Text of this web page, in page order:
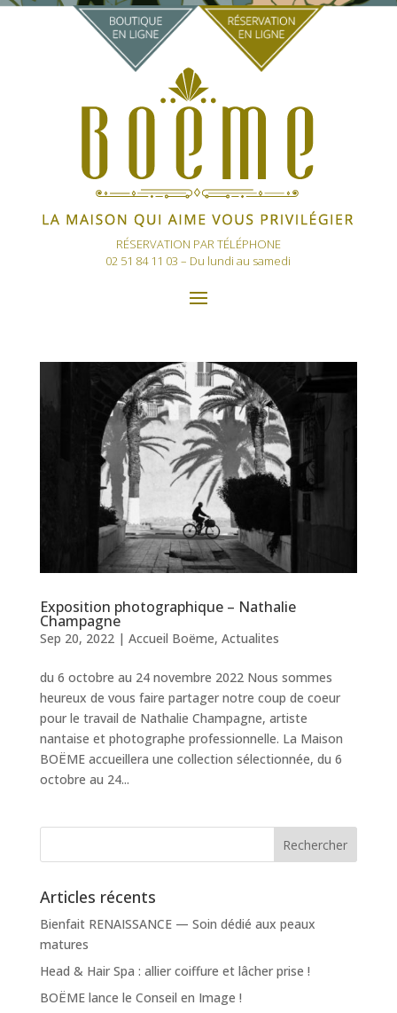
RÉSERVATION PAR TÉLÉPHONE
02 51 84 11 03 – Du lundi au samedi
Exposition photographique – Nathalie
Champagne
Sep 20, 2022| Accueil Boëme, Actualites
du 6 octobre au 24 novembre 2022 Nous sommes
heureux de vous faire partager notre coup de coeur
pour le travail de Nathalie Champagne, artiste
nantaise et photographe professionnelle. La Maison
BOËME accueillera une collection sélectionnée, du 6
octobre au 24...
Articles récents
Bienfait RENAISSANCE — Soin dédié aux peaux
matures
Head & Hair Spa : allier coiffure et lâcher prise !
BOËME lance le Conseil en Image !